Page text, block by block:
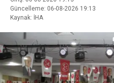
Güncelleme: 06-08-2026 19:13
Kaynak: İHA